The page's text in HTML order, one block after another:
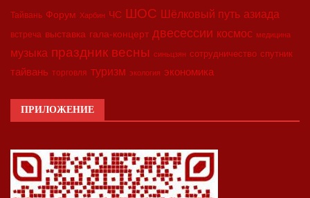
Тайвань Форум Харбин ЧС ШОС Шёлковый путь азиада
встреча выставка гала-концерт двесессии космос медицина
музыка праздник весны синьцзян сотрудничество спутник
тайвань торговля туризм экология экономика
ПРИЛОЖЕНИЕ